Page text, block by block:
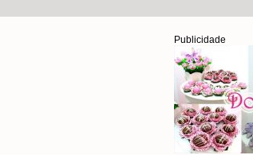
Publicidade